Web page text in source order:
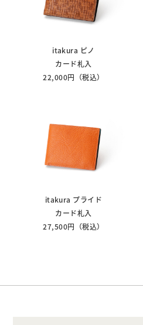
itakura ピノ
カード札入
22,000円（税込）
itakura プライド
カード札入
27,500円（税込）